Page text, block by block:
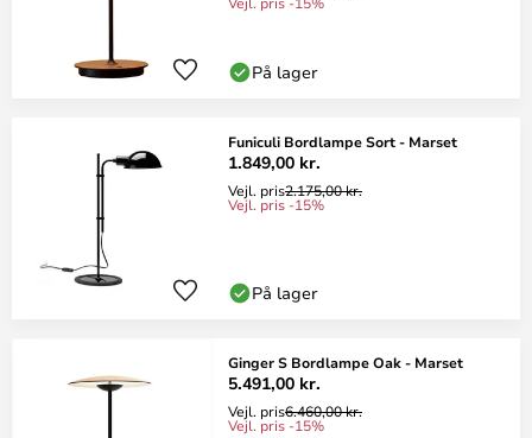
På lager
Funiculi Bordlampe Sort - Marset
1.849,00 kr.
Vejl. pris2.175,00 kr.
Vejl. pris -15%
På lager
Ginger S Bordlampe Oak - Marset
5.491,00 kr.
Vejl. pris6.460,00 kr.
Vejl. pris -15%